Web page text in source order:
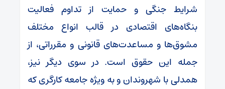
شرایط جنگی و حمایت از تداوم فعالیت
بنگاه‌های اقتصادی در قالب انواع مختلف
مشوق‌ها و مساعدت‌های قانونی و مقرراتی، از
جمله این حقوق است. در سوی دیگر نیز،
همدلی با شهروندان و به ویژه جامعه کارگری که